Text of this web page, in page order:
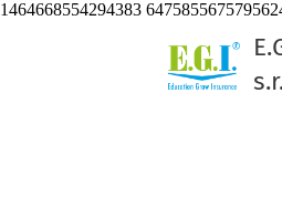
1464668554294383